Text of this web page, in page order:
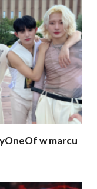
w marcu